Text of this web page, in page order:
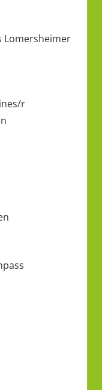
Lomersheimer
r